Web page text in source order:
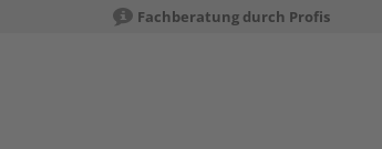
Fachberatung durch Profis